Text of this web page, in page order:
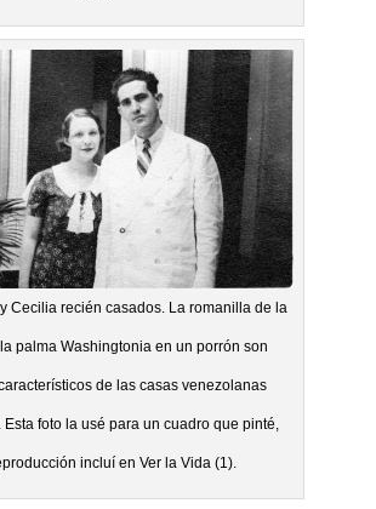
Cecilia recién casados. La romanilla de la
palma Washingtonia en un porrón son
de las casas venezolanas
foto la usé para un cuadro que pinté,
incluí en Ver la Vida (1).